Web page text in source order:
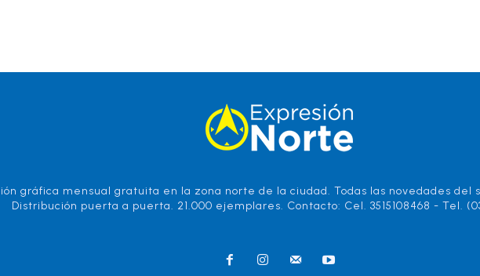
gráfica mensual gratuita en la zona norte de la ciudad. Todas las novedades del
Distribución puerta a puerta. 21.000 ejemplares. Contacto: Cel. 3515108468 - Tel.